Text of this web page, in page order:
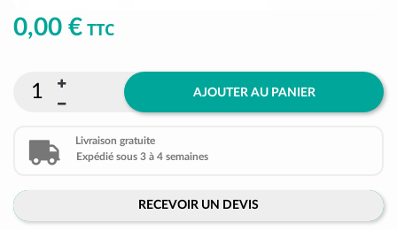
0,00 € TTC
AJOUTER AU PANIER
Livraison gratuite
Expédié sous 3 à 4 semaines
RECEVOIR UN DEVIS